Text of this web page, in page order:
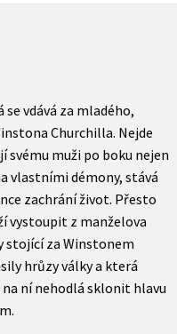
vdává za mladého,
Churchilla. Nejde
muži po boku nejen
vlastními démony, stává
zachrání život. Přesto
vystoupit z manželova
stojící za Winstonem
hrůzy války a která
ní nehodlá sklonit hlavu